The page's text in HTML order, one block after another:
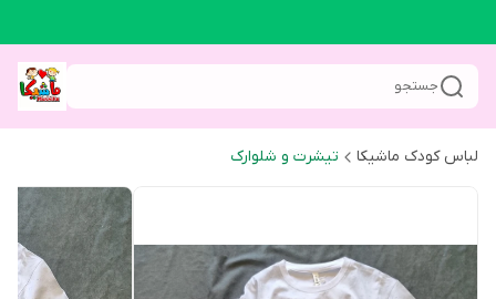
جستجو
لباس کودک ماشیکا تیشرت و شلوارک